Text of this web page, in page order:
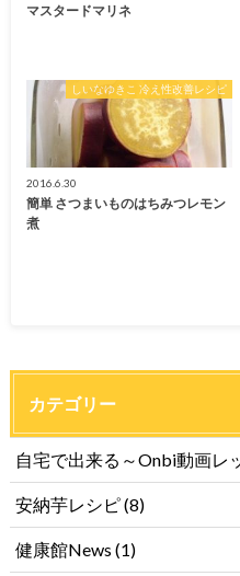
マスタードマリネ
しいなゆきこ 冷え性改善レシピ
2016.6.30
簡単 さつまいものはちみつレモン
煮
カテゴリー
自宅で出来る～Onbi動画レ
安納芋レシピ(8)
健康館News (1)